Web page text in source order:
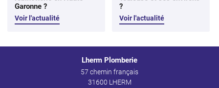
Garonne ?
Voir l'actualité
?
Voir l'actualité
Lherm Plomberie
57 chemin français
31600 LHERM